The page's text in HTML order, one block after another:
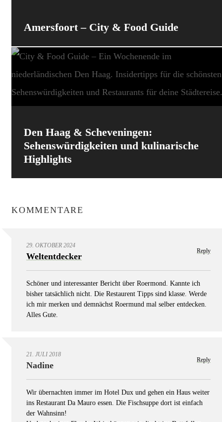
Amersfoort – City & Food Guide
Den Haag & Scheveningen:
Sehenswürdigkeiten und kulinarische
Highlights
KOMMENTARE
29. OKTOBER 2024
Reply
Weltentdecker
Schöner und interessanter Bericht über Roermond. Kannte ich
bisher tatsächlich nicht. Die Restaurent Tipps sind klasse. Werde
ich mir merken und demnächst Roermund mal selber entdecken.
Alles Gute.
21. JULI 2018
Reply
Nadine
Wir übernachten immer im Hotel Dux und gehen ein Haus weiter
ins Restaurant Da Mauro essen. Die Fischsuppe dort ist einfach
der Wahnsinn!